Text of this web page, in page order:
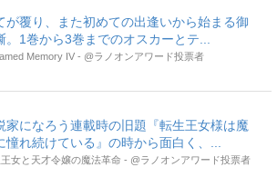
が覆り、また初めての出逢いから始まる御
。1巻から3巻までのオスカーとテ...
Memory IV - @ラノオンアワード投票者
家になろう連載時の旧題『転生王女様は魔
憧れ続けている』の時から面白く、...
女と天才令嬢の魔法革命 - @ラノオンアワード投票者